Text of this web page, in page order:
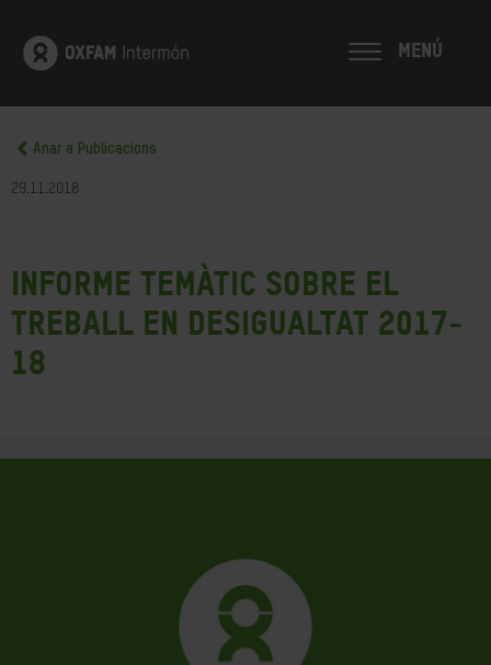
MENÚ
Anar a Publicacions
29.11.2018
Informe Temàtic sobre el
treball en Desigualtat 2017-
18